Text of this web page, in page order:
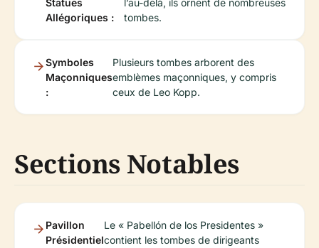
Statues
Allégoriques :
l’au-delà, ils ornent de nombreuses
tombes.
Symboles
Maçonniques
:
Plusieurs tombes arborent des
emblèmes maçonniques, y compris
ceux de Leo Kopp.
Sections Notables
Pavillon
Présidentiel
Le « Pabellón de los Presidentes »
contient les tombes de dirigeants